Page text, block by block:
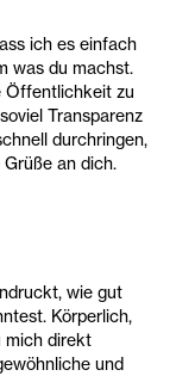
ich es einfach
was du machst.
Öffentlichkeit zu
Transparenz
durchringen,
an dich.
wie gut
Körperlich,
mich direkt
und